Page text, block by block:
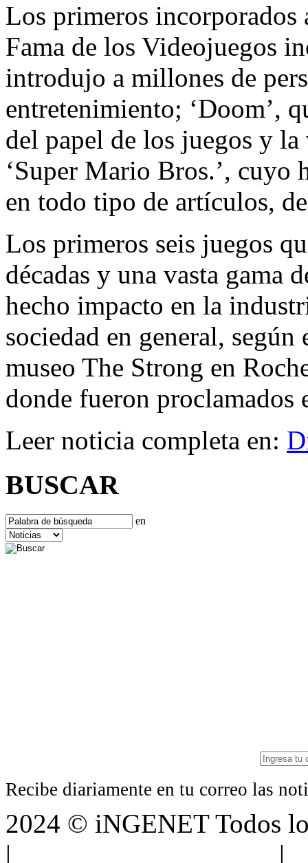
Los primeros
Fama de los Videojuegos
introdujo a millones de
entretenimiento; ‘Doom’,
del papel de los juegos y
‘Super Mario Bros.’, cuyo
en todo tipo de artículos,
Los primeros seis juegos
décadas y una vasta gama
hecho impacto en la
sociedad en general,
museo The Strong en
donde fueron proclamados
Leer noticia completa en:
BUSCAR
en
Recibe diariamente en tu correo las
2024 © iNGENET Todos
|
|